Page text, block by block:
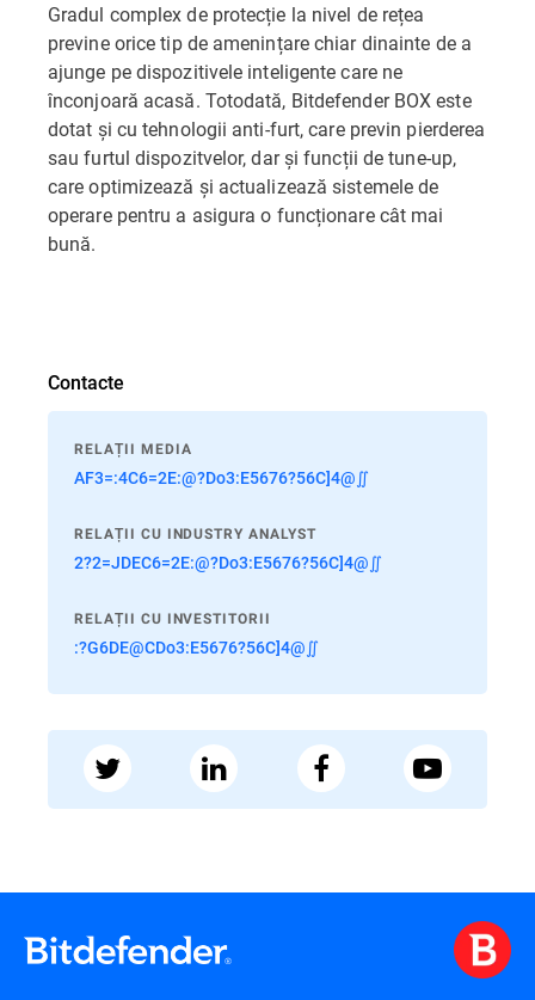
Gradul complex de protecție la nivel de rețea
previne orice tip de amenințare chiar dinainte de a
ajunge pe dispozitivele inteligente care ne
înconjoară acasă. Totodată, Bitdefender BOX este
dotat și cu tehnologii anti-furt, care previn pierderea
sau furtul dispozitvelor, dar și funcții de tune-up,
care optimizează și actualizează sistemele de
operare pentru a asigura o funcționare cât mai
bună.
Contacte
RELAȚII MEDIA
AF3=:4C6=2E:@?Do3:E5676?56C]4@∬
RELAȚII CU INDUSTRY ANALYST
2?2=JDEC6=2E:@?Do3:E5676?56C]4@∬
RELAȚII CU INVESTITORII
:?G6DE@CDo3:E5676?56C]4@∬